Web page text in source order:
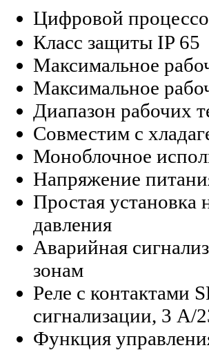
Цифровой
Класс защиты IP 65
Максимальное
Максимальное
Диапазон рабочих
Совместим с
Моноблочное
Напряжение
Простая установка
давления
Аварийная
зонам
Реле с контактами
сигнализации, 3 А/
Функция